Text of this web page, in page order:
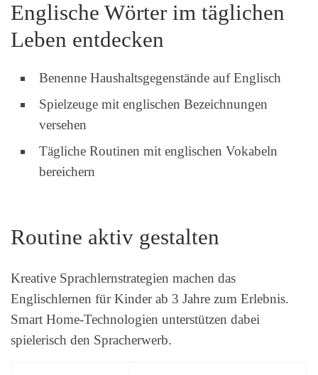
Englische Wörter im täglichen
Leben entdecken
Benenne Haushaltsgegenstände auf Englisch
Spielzeuge mit englischen Bezeichnungen
versehen
Tägliche Routinen mit englischen Vokabeln
bereichern
Routine aktiv gestalten
Kreative Sprachlernstrategien machen das
Englischlernen für Kinder ab 3 Jahre zum Erlebnis.
Smart Home-Technologien unterstützen dabei
spielerisch den Spracherwerb.